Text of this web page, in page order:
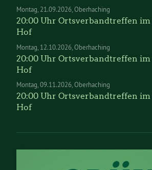
Montag 21.09.2026 Oberhaching
20:00 Uhr Ortsverbandtreffen
Hof
Montag 12.10.2026 Oberhaching
20:00 Uhr Ortsverbandtreffen
Hof
Montag 09.11.2026 Oberhaching
20:00 Uhr Ortsverbandtreffen
Hof